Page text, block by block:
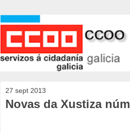
27 sept 2013
Novas da Xustiza